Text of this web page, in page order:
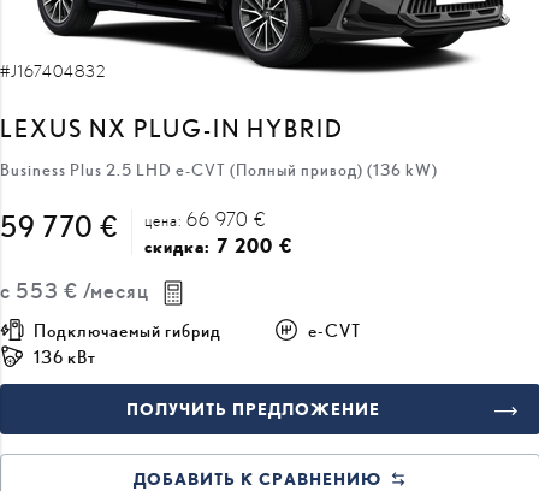
#J167404832
LEXUS NX PLUG-IN HYBRID
Business Plus 2.5 LHD e-CVT (Полный привод) (136 kW)
59 770 € цена: 66 970 €
скидка: 7 200 €
с 553 € /месяц
Подключаемый гибрид
e-CVT
136 кВт
ПОЛУЧИТЬ ПРЕДЛОЖЕНИЕ
ДОБАВИТЬ К СРАВНЕНИЮ